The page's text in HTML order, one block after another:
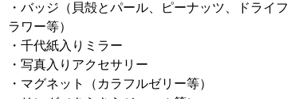
・バッジ（貝殻とパール、ピーナッツ、ドライフ
ラワー等）
・千代紙入りミラー
・写真入りアクセサリー
・マグネット（カラフルゼリー等）